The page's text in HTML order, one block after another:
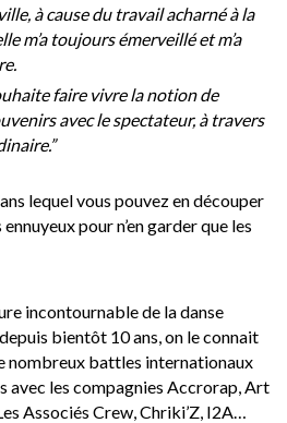
à cause du travail acharné à la
m’a toujours émerveillé et m’a
faire vivre la notion de
avec le spectateur, à travers
lequel vous pouvez en découper
pour n’en garder que les
incontournable de la danse
bientôt 10 ans, on le connait
nombreux battles internationaux
avec les compagnies Accrorap, Art
Associés Crew, Chriki’Z, I2A…